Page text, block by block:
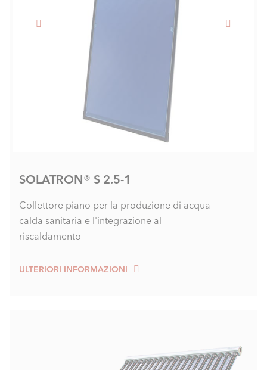
SOLATRON® S 2.5-1
Collettore piano per la produzione di acqua
calda sanitaria e l'integrazione al
riscaldamento
ULTERIORI INFORMAZIONI